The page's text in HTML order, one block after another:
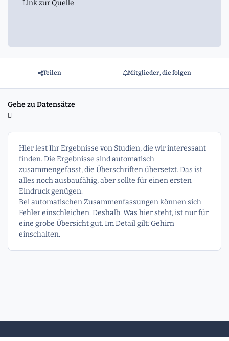
Link zur Quelle
Teilen Mitglieder, die folgen
Gehe zu Datensätze
Hier lest Ihr Ergebnisse von Studien, die wir interessant
finden. Die Ergebnisse sind automatisch
zusammengefasst, die Überschriften übersetzt. Das ist
alles noch ausbaufähig, aber sollte für einen ersten
Eindruck genügen.
Bei automatischen Zusammenfassungen können sich
Fehler einschleichen. Deshalb: Was hier steht, ist nur für
eine grobe Übersicht gut. Im Detail gilt: Gehirn
einschalten.